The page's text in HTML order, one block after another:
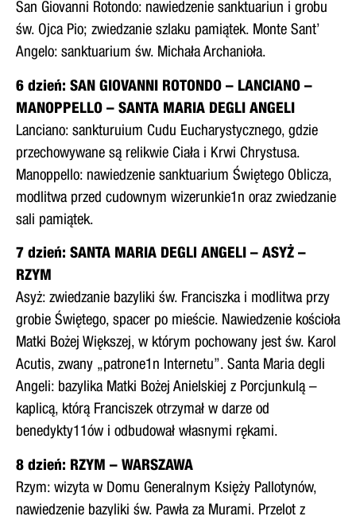
San Giovanni Rotondo: nawiedzenie sanktuariun i grobu
św. Ojca Pio; zwiedzanie szlaku pamiątek. Monte Sant’
Angelo: sanktuarium św. Michała Archanioła.
6 dzień: SAN GIOVANNI ROTONDO – LANCIANO –
MANOPPELLO – SANTA MARIA DEGLI ANGELI
Lanciano: sankturuium Cudu Eucharystycznego, gdzie
przechowywane są relikwie Ciała i Krwi Chrystusa.
Manoppello: nawiedzenie sanktuarium Świętego Oblicza,
modlitwa przed cudownym wizerunkie1n oraz zwiedzanie
sali pamiątek.
7 dzień: SANTA MARIA DEGLl ANGELI – ASYŻ –
RZYM
Asyż: zwiedzanie bazyliki św. Franciszka i modlitwa przy
grobie Świętego, spacer po mieście. Nawiedzenie kościoła
Matki Bożej Większej, w którym pochowany jest św. Karol
Acutis, zwany „patrone1n Internetu”. Santa Maria degli
Angeli: bazylika Matki Bożej Anielskiej z Porcjunkulą –
kaplicą, którą Franciszek otrzymał w darze od
benedykty11ów i odbudował własnymi rękami.
8 dzień: RZYM – WARSZAWA
Rzym: wizyta w Domu Generalnym Księży Pallotynów,
nawiedzenie bazyliki św. Pawła za Murami. Przelot z